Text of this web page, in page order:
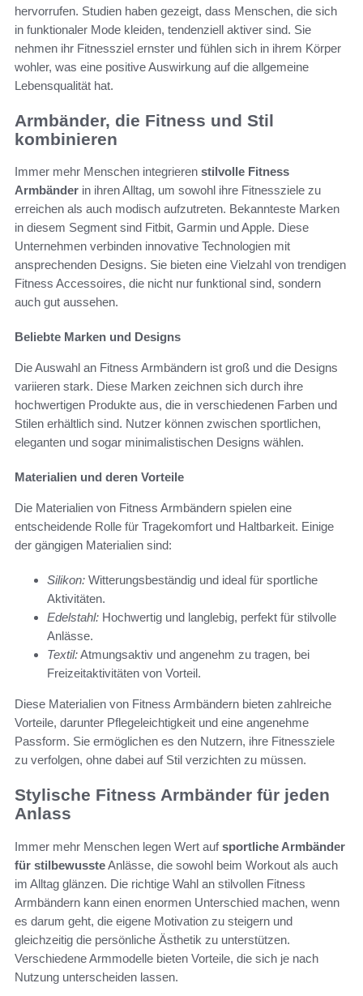
hervorrufen. Studien haben gezeigt, dass Menschen, die sich
in funktionaler Mode kleiden, tendenziell aktiver sind. Sie
nehmen ihr Fitnessziel ernster und fühlen sich in ihrem Körper
wohler, was eine positive Auswirkung auf die allgemeine
Lebensqualität hat.
Armbänder, die Fitness und Stil
kombinieren
Immer mehr Menschen integrieren stilvolle Fitness
Armbänder in ihren Alltag, um sowohl ihre Fitnessziele zu
erreichen als auch modisch aufzutreten. Bekannteste Marken
in diesem Segment sind Fitbit, Garmin und Apple. Diese
Unternehmen verbinden innovative Technologien mit
ansprechenden Designs. Sie bieten eine Vielzahl von trendigen
Fitness Accessoires, die nicht nur funktional sind, sondern
auch gut aussehen.
Beliebte Marken und Designs
Die Auswahl an Fitness Armbändern ist groß und die Designs
variieren stark. Diese Marken zeichnen sich durch ihre
hochwertigen Produkte aus, die in verschiedenen Farben und
Stilen erhältlich sind. Nutzer können zwischen sportlichen,
eleganten und sogar minimalistischen Designs wählen.
Materialien und deren Vorteile
Die Materialien von Fitness Armbändern spielen eine
entscheidende Rolle für Tragekomfort und Haltbarkeit. Einige
der gängigen Materialien sind:
Silikon: Witterungsbeständig und ideal für sportliche
Aktivitäten.
Edelstahl: Hochwertig und langlebig, perfekt für stilvolle
Anlässe.
Textil:Atmungsaktiv und angenehm zu tragen, bei
Freizeitaktivitäten von Vorteil.
Diese Materialien von Fitness Armbändern bieten zahlreiche
Vorteile, darunter Pflegeleichtigkeit und eine angenehme
Passform. Sie ermöglichen es den Nutzern, ihre Fitnessziele
zu verfolgen, ohne dabei auf Stil verzichten zu müssen.
Stylische Fitness Armbänder für jeden
Anlass
Immer mehr Menschen legen Wert aufsportliche Armbänder
für stilbewussteAnlässe, die sowohl beim Workout als auch
im Alltag glänzen. Die richtige Wahl an stilvollen Fitness
Armbändern kann einen enormen Unterschied machen, wenn
es darum geht, die eigene Motivation zu steigern und
gleichzeitig die persönliche Ästhetik zu unterstützen.
Verschiedene Armmodelle bieten Vorteile, die sich je nach
Nutzung unterscheiden lassen.